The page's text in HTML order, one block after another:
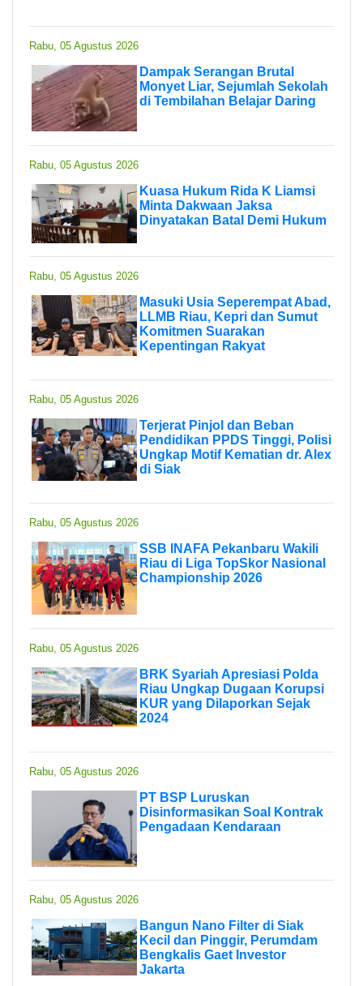
Rabu, 05 Agustus 2026
Dampak Serangan Brutal
Monyet Liar, Sejumlah Sekolah
di Tembilahan Belajar Daring
Rabu, 05 Agustus 2026
Kuasa Hukum Rida K Liamsi
Minta Dakwaan Jaksa
Dinyatakan Batal Demi Hukum
Rabu, 05 Agustus 2026
Masuki Usia Seperempat Abad,
LLMB Riau, Kepri dan Sumut
Komitmen Suarakan
Kepentingan Rakyat
Rabu, 05 Agustus 2026
Terjerat Pinjol dan Beban
Pendidikan PPDS Tinggi, Polisi
Ungkap Motif Kematian dr. Alex
di Siak
Rabu, 05 Agustus 2026
SSB INAFA Pekanbaru Wakili
Riau di Liga TopSkor Nasional
Championship 2026
Rabu, 05 Agustus 2026
BRK Syariah Apresiasi Polda
Riau Ungkap Dugaan Korupsi
KUR yang Dilaporkan Sejak
2024
Rabu, 05 Agustus 2026
PT BSP Luruskan
Disinformasikan Soal Kontrak
Pengadaan Kendaraan
Rabu, 05 Agustus 2026
Bangun Nano Filter di Siak
Kecil dan Pinggir, Perumdam
Bengkalis Gaet Investor
Jakarta